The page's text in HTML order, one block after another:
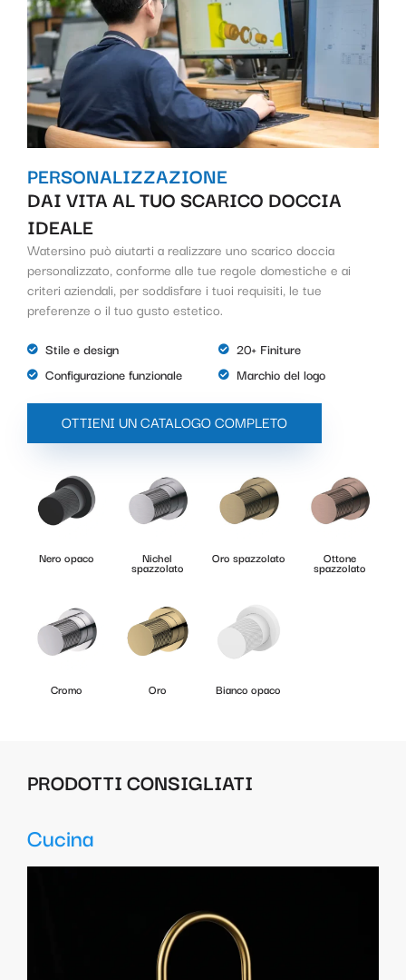
PERSONALIZZAZIONE
DAI VITA AL TUO SCARICO DOCCIA
IDEALE
Watersino può aiutarti a realizzare uno scarico doccia
personalizzato, conforme alle tue regole domestiche e ai
criteri aziendali, per soddisfare i tuoi requisiti, le tue
preferenze o il tuo gusto estetico.
Stile e design
Configurazione funzionale
20+ Finiture
Marchio del logo
OTTIENI UN CATALOGO COMPLETO
Nero opaco Nichel
spazzolato
Oro spazzolato Ottone
spazzolato
Cromo Oro Bianco opaco
PRODOTTI CONSIGLIATI
Cucina